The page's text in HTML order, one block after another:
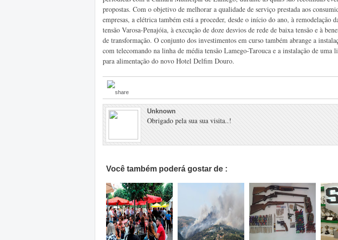
propostas. Com o objetivo de melhorar a qualidade de serviço prestada aos
empresas, a elétrica também está a proceder, desde o início do ano, à remodelação
tensão Varosa-Penajóia, à execução de doze desvios de rede de baixa tensão e à
de transformação. O conjunto dos investimentos em curso também abrange a
com telecomando na linha de média tensão Lamego-Tarouca e a instalação de uma
para alimentação do novo Hotel Delfim Douro.
Unknown
Obrigado pela sua sua visita..!
Você também poderá gostar de :